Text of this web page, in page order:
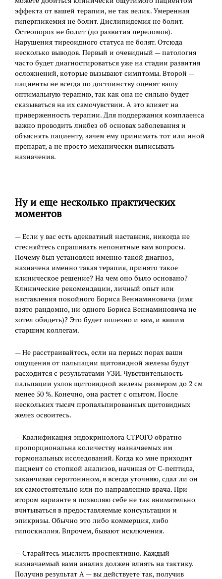
эффекта от вашей терапии, не так велик. Умеренная
гипергликемия не болит. Дислипидемия не болит.
Остеопороз не болит (до развития переломов).
Нарушения тиреоидного статуса не болят. Отсюда
несколько выводов. Первый и очевидный — патология
часто будет диагностироваться уже на стадии развития
осложнений, которые вызывают симптомы. Второй —
пациенты не всегда по достоинству оценят вашу
оптимальную терапию, так как она не сильно будет
сказываться на их самочувствии. А это влияет на
приверженность терапии. Для поддержания комплаенса
важно проводить ликбез об основах заболевания и
объяснять пациенту, зачем ему принимать тот или иной
препарат, а не просто механически выписывать
назначения.
Ну и еще несколько практических
моментов
— Если у вас есть адекватный наставник, никогда не
стесняйтесь спрашивать непонятные вам вопросы.
Почему был установлен именно такой диагноз,
назначена именно такая терапия, принято такое
клиническое решение? На чем оно было основано?
Клинические рекомендации, личный опыт или
наставления покойного Бориса Вениаминовича (имя
взято рандомно, ни одного Бориса Вениаминовича не
хотел обидеть)? Это будет полезно и вам, и вашим
старшим коллегам.
— Не расстраивайтесь, если на первых порах ваши
ощущения от пальпации щитовидной железы будут
расходится с результатами УЗИ. Чувствительность
пальпации узлов щитовидной железы размером до 2 см
менее 50 %. Конечно, она растет с опытом. После
нескольких тысяч пропальпированных щитовидных
желез освоитесь.
— Квалификация эндокринолога СТРОГО обратно
пропорциональна количеству назначаемых им
гормональных исследований. Когда ко мне приходит
пациент со стопкой анализов, начиная от С-пептида,
заканчивая серотонином, я всегда уточняю, сдал ли он
их самостоятельно или по направлению врача. При
втором варианте я позволяю себе не так внимательно
вчитываться в предоставляемые консультации и
эпикризы. Обычно это либо коммерция, либо
гипоскиллия. Впрочем, бывают исключения.
— Старайтесь мыслить проспективно. Каждый
назначаемый вами анализ должен влиять на тактику.
Получив результат А — вы действуете так, получив